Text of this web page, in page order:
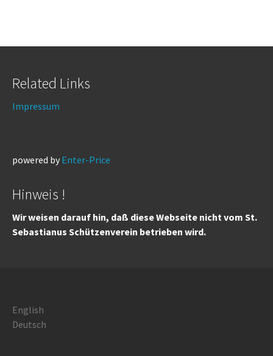
Related Links
Impressum
powered by Enter-Price
Hinweis !
Wir weisen darauf hin, daß diese Webseite nicht vom St.
Sebastianus Schützenverein betrieben wird.
English
Deutsch